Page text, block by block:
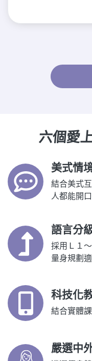
六個愛
美式情
結合美式
人都能開
語言分
採用Ｌ１
量身規劃
科技化
結合實體
嚴選中